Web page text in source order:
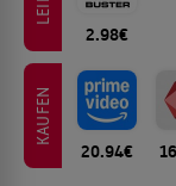
2.98€
KAUFEN
20.94€